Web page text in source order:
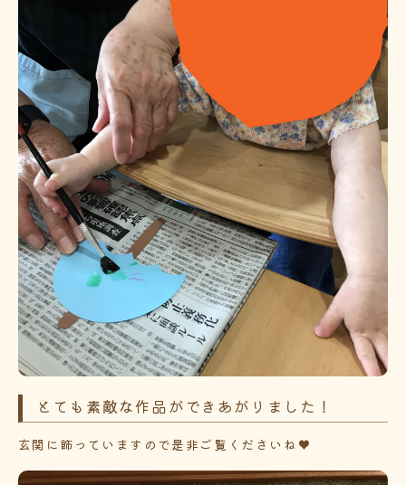
とても素敵な作品ができあがりました！
玄関に飾っていますので是非ご覧くださいね♥️